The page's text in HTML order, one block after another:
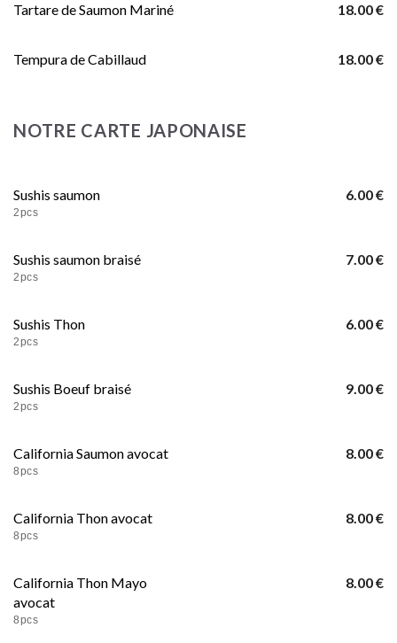
18.00 €
Tartare de Saumon Mariné
18.00 €
Tempura de Cabillaud
NOTRE CARTE JAPONAISE
6.00 €
Sushis saumon
2pcs
7.00 €
Sushis saumon braisé
2pcs
6.00 €
Sushis Thon
2pcs
9.00 €
Sushis Boeuf braisé
2pcs
8.00 €
California Saumon avocat
8pcs
8.00 €
California Thon avocat
8pcs
8.00 €
California Thon Mayo
avocat
8pcs